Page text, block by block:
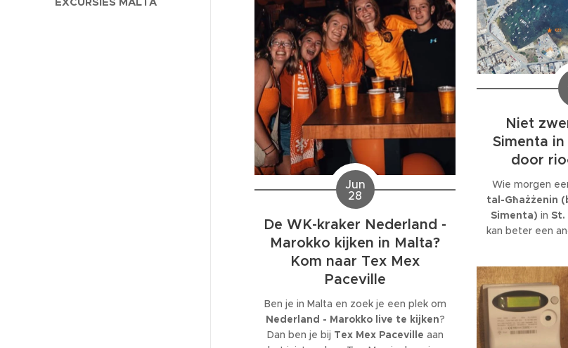
Jun
28
De WK-kraker Nederland -
Marokko kijken in Malta?
Kom naar Tex Mex
Paceville
Ben je in Malta en zoek je een plek om
Nederland - Marokko live te kijken?
Dan ben je bij Tex Mex Paceville aan
Niet
Simenta
door
Wie morgen
tal-Għażżenin
Simenta) in St.
kan beter een
officiële
niet in zee te
een